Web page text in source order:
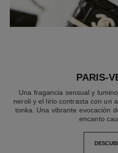
PARIS-
Una fragancia sensual y
neroli y el lirio contrasta con un
tonka. Una vibrante evocación
encanto